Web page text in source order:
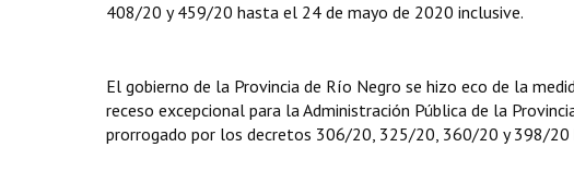
408/20 y 459/20 hasta el 24 de mayo de 2020 inclusive.
El gobierno de la Provincia de Río Negro se hizo eco de la
receso excepcional para la Administración Pública de la
prorrogado por los decretos 306/20, 325/20, 360/20 y 398/20